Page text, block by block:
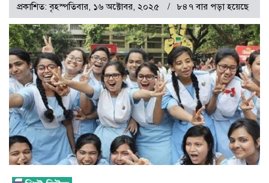
প্রকাশিত: বৃহস্পতিবার, ১৬ অক্টোবর, ২০২৫ ৮৪৭ বার পড়া হয়েছে